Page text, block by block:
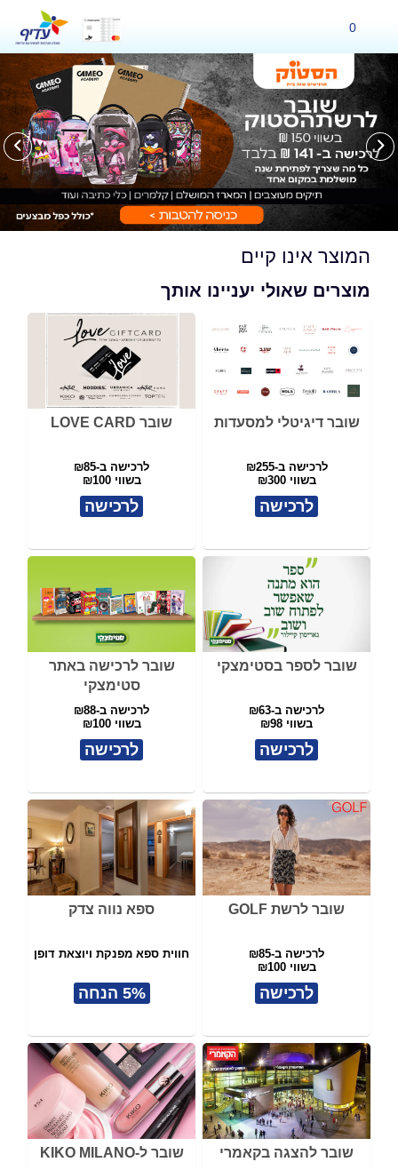
0
המוצר אינו קיים
מוצרים שאולי יעניינו אותך
שובר דיגיטלי למסעדות
לרכישה ב-₪255
בשווי ₪300
לרכישה
שובר LOVE CARD
לרכישה ב-₪85
בשווי ₪100
לרכישה
שובר לספר בסטימצקי
לרכישה ב-₪63
בשווי ₪98
לרכישה
שובר לרכישה באתר
סטימצקי
לרכישה ב-₪88
בשווי ₪100
לרכישה
שובר לרשת GOLF
לרכישה ב-₪85
בשווי ₪100
לרכישה
ספא נווה צדק
חווית ספא מפנקת ויוצאת דופן
5% הנחה
שובר להצגה בקאמרי שובר ל-KIKO MILANO